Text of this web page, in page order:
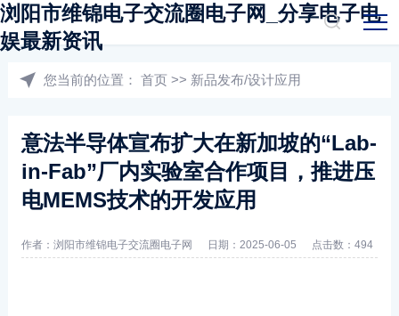
浏阳市维锦电子交流圈电子网_分享电子电
娱最新资讯
您当前的位置： 首页 >> 新品发布/设计应用
意法半导体宣布扩大在新加坡的“Lab-
in-Fab”厂内实验室合作项目，推进压
电MEMS技术的开发应用
作者：浏阳市维锦电子交流圈电子网 日期：2025-06-05 点击数：494